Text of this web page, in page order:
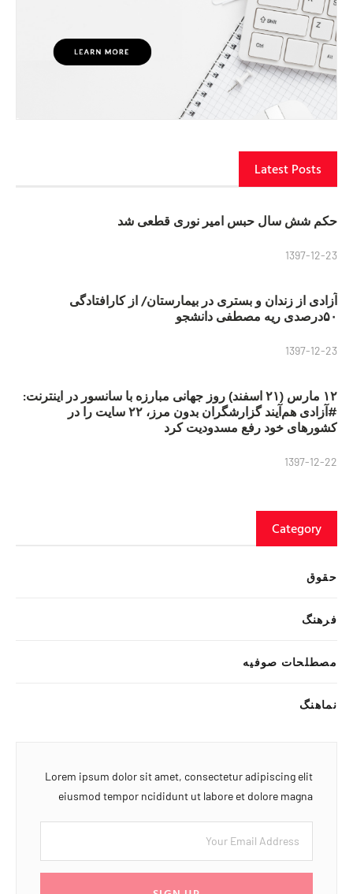
Latest Posts
حکم شش سال حبس امیر نوری قطعی شد
1397-12-23
آزادی از زندان و بستری در بیمارستان/ از کارافتادگی
۵۰درصدی ریه مصطفی دانشجو
1397-12-23
۱۲ مارس (۲۱ اسفند) روز جهانی مبارزه با سانسور در اینترنت:
#آزادی هم‌آیند گزارشگران‌ بدون مرز، ۲۲ سایت را در
کشورهای خود رفع مسدودیت کرد
1397-12-22
Category
حقوق
فرهنگ
مصطلحات صوفیه
نماهنگ
Lorem ipsum dolor sit amet, consectetur adipiscing elit
eiusmod tempor ncididunt ut labore et dolore magna